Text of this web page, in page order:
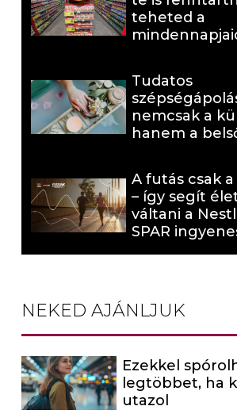
teheted a
Tudatos
nemcsak a
hanem a
A futás csak
– így segít
váltani a
SPAR
NEKED AJÁNLJUK
Ezekkel
legtöbbet, ha
utazol